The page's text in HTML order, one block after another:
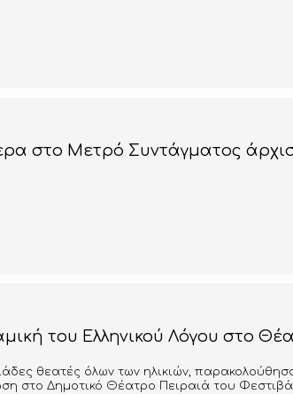
στο Μετρό Συντάγματος
του Ελληνικού Λόγου στο
θεατές όλων των ηλικιών,
στο Δημοτικό Θέατρο Πειραιά του